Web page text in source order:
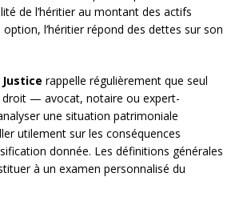
de l’héritier au montant des actifs
option, l’héritier répond des dettes sur son
rappelle régulièrement que seul
droit — avocat, notaire ou expert-
une situation patrimoniale
utilement sur les conséquences
donnée. Les définitions générales
à un examen personnalisé du